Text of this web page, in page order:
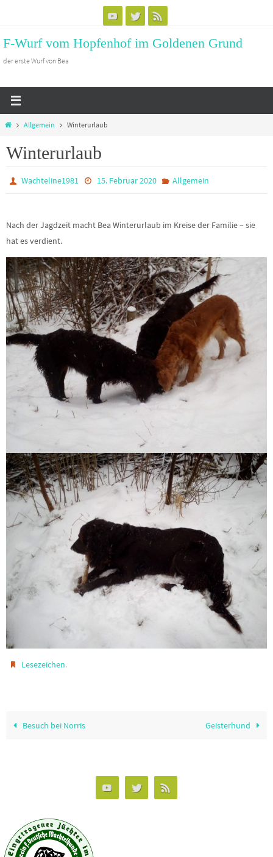
springen
F-Wurf vom Hopfenhof im Goldenen Grund
der erste Wurf von Bea
StartAllgemein Winterurlaub
Winterurlaub
Wachteline1981 15. Februar 2020 Allgemein
Nach der Jagdzeit macht Bea Winterurlaub im Kreise der Familie – sie
hat es verdient.
Lesezeichen.
Besuch bei Norris Geisterhund